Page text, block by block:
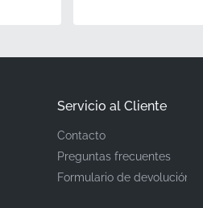
86201KTYJ00ZA
Servicio al Cliente
Contacto
Preguntas frecuentes
Formulario de devolución